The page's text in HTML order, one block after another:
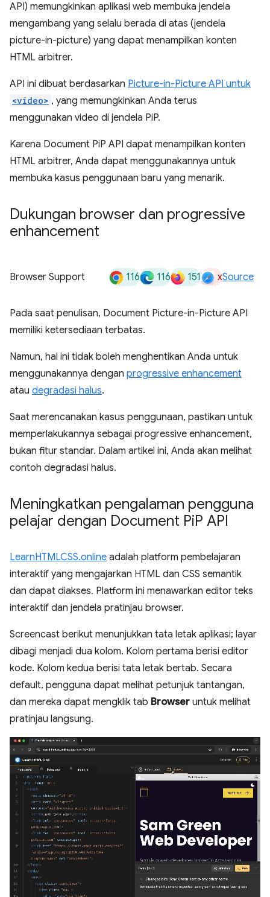
API) memungkinkan aplikasi web membuka jendela
mengambang yang selalu berada di atas (jendela
picture-in-picture) yang dapat menampilkan konten
HTML arbitrer.
API ini dibuat berdasarkan Picture-in-Picture API untuk
<video> , yang memungkinkan Anda terus
menggunakan video di jendela PiP.
Karena Document PiP API dapat menampilkan konten
HTML arbitrer, Anda dapat menggunakannya untuk
membuka kasus penggunaan baru yang menarik.
Dukungan browser dan progressive
enhancement
Browser Support 116 116 151 xSource
Pada saat penulisan, Document Picture-in-Picture API
memiliki ketersediaan terbatas.
Namun, hal ini tidak boleh menghentikan Anda untuk
menggunakannya dengan progressive enhancement
atau degradasi halus.
Saat merencanakan kasus penggunaan, pastikan untuk
memperlakukannya sebagai progressive enhancement,
bukan fitur standar. Dalam artikel ini, Anda akan melihat
contoh degradasi halus.
Meningkatkan pengalaman pengguna
pelajar dengan Document PiP API
LearnHTMLCSS.online adalah platform pembelajaran
interaktif yang mengajarkan HTML dan CSS semantik
dan dapat diakses. Platform ini menawarkan editor teks
interaktif dan jendela pratinjau browser.
Screencast berikut menunjukkan tata letak aplikasi; layar
dibagi menjadi dua kolom. Kolom pertama berisi editor
kode. Kolom kedua berisi tata letak bertab. Secara
default, pengguna dapat melihat petunjuk tantangan,
dan mereka dapat mengklik tab Browser untuk melihat
pratinjau langsung.